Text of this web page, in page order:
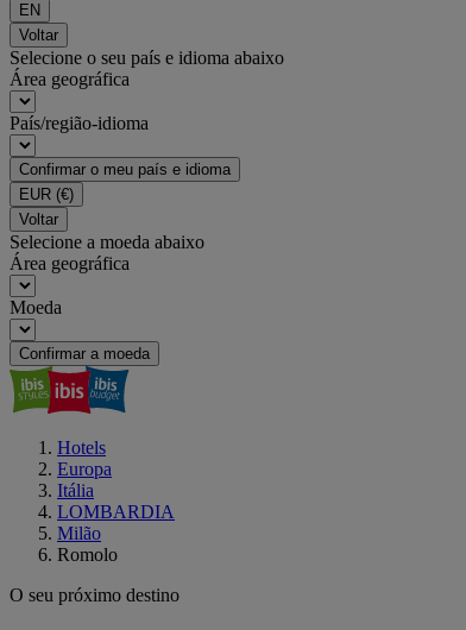
EN
Voltar
Selecione o seu país e idioma abaixo
Área geográfica
País/região-idioma
Confirmar o meu país e idioma
EUR (€)
Voltar
Selecione a moeda abaixo
Área geográfica
Moeda
Confirmar a moeda
Hotels
Europa
Itália
LOMBARDIA
Milão
Romolo
O seu próximo destino